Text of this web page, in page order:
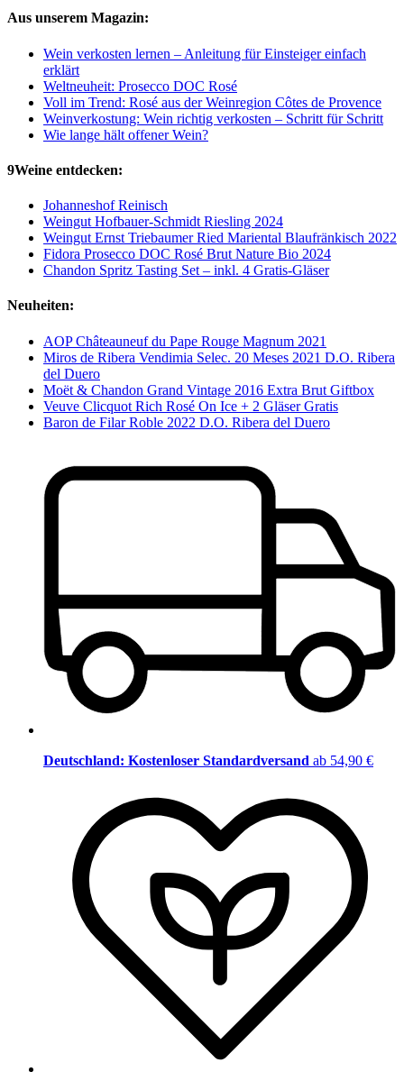
Aus unserem Magazin:
Wein verkosten lernen – Anleitung für Einsteiger einfach
erklärt
Weltneuheit: Prosecco DOC Rosé
Voll im Trend: Rosé aus der Weinregion Côtes de Provence
Weinverkostung: Wein richtig verkosten – Schritt für Schritt
Wie lange hält offener Wein?
9Weine entdecken:
Johanneshof Reinisch
Weingut Hofbauer-Schmidt Riesling 2024
Weingut Ernst Triebaumer Ried Mariental Blaufränkisch 2022
Fidora Prosecco DOC Rosé Brut Nature Bio 2024
Chandon Spritz Tasting Set – inkl. 4 Gratis-Gläser
Neuheiten:
AOP Châteauneuf du Pape Rouge Magnum 2021
Miros de Ribera Vendimia Selec. 20 Meses 2021 D.O. Ribera
del Duero
Moët & Chandon Grand Vintage 2016 Extra Brut Giftbox
Veuve Clicquot Rich Rosé On Ice + 2 Gläser Gratis
Baron de Filar Roble 2022 D.O. Ribera del Duero
Deutschland: Kostenloser Standardversand ab 54,90 €